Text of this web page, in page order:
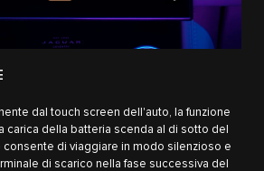
dal touch screen dell'auto, la funzione
carica della batteria scenda al di sotto del
consente di viaggiare in modo silenzioso e
di scarico nella fase successiva del